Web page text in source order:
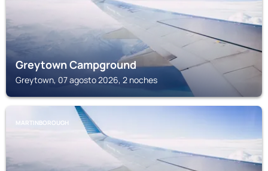
Greytown Campground
Greytown, 07 agosto 2026, 2 noches
MARTINBOROUGH